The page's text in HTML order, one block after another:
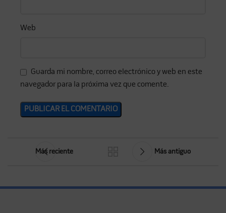
Web
Guarda mi nombre, correo electrónico y web en este
navegador para la próxima vez que comente.
Más reciente Más antiguo